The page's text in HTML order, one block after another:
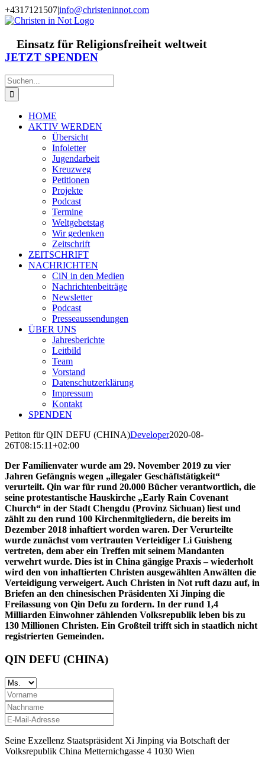
Zum
Inhalt
+4317121507|info@christeninnot.com
Facebook
Instagram
X
Spenden
Newsletter
Einsatz für Religionsfreiheit weltweit
JETZT SPENDEN
Suche
nach:
HOME
AKTIV WERDEN
Übersicht
Infoletter
Jugendarbeit
Kreuzweg
Petitionen
Projekte
Podcast
Termine
Weltgebetstag
Wir gedenken
Zeitschrift
ZEITSCHRIFT
NACHRICHTEN
CiN in den Medien
Nachrichtenbeiträge
Newsletter
Podcast
Presseaussendungen
ÜBER UNS
Jahresberichte
Leitbild
Team
Vorstand
Datenschutzerklärung
Impressum
Kontakt
SPENDEN
Petiton für QIN DEFU (CHINA)Developer2020-08-
26T08:15:11+02:00
Der Familienvater wurde am 29. November 2019 zu vier
Jahren Gefängnis wegen „illegaler Geschäftstätigkeit“
verurteilt. Qin war für rund 20.000 Bücher verantwortlich, die
seine protestantische Hauskirche „Early Rain Covenant
Church“ in der Stadt Chengdu (Provinz Sichuan) liest und
zählt zu den rund 100 Kirchenmitgliedern, die bereits im
Dezember 2018 inhaftiert worden waren. Der Verurteilte
wurde zunächst vom vertrauten Verteidiger Li Guisheng
vertreten, dem aber ein Treffen mit seinem Mandanten
verwehrt wurde. Dies ist in China gängige Praxis – wiederholt
wird den von inhaftierten Christen ausgewählten Anwälten die
Verteidigung verweigert. Auch Christen in Not ruft dazu auf, in
Briefen an den chinesischen Präsidenten Xi Jinping die
Freilassung von Qin Defu zu fordern. In der rund 1,4
Milliarden Einwohner zählenden Volksrepublik leben bis zu
130 Millionen Christen. Ein Großteil trifft sich in staatlich nicht
registrierten Gemeinden.
QIN DEFU (CHINA)
Seine Exzellenz Staatspräsident Xi Jinping via Botschaft der
Volksrepublik China Metternichgasse 4 1030 Wien